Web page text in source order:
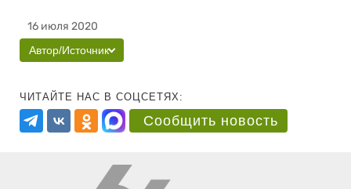
16 июля 2020
Автор/Источник
ЧИТАЙТЕ НАС В СОЦСЕТЯХ:
Сообщить новость